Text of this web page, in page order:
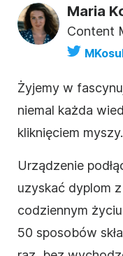
Maria
Content
Żyjemy w
niemal każda
kliknięciem myszy.
Urządzenie
uzyskać dyplom
codziennym
50 sposobów